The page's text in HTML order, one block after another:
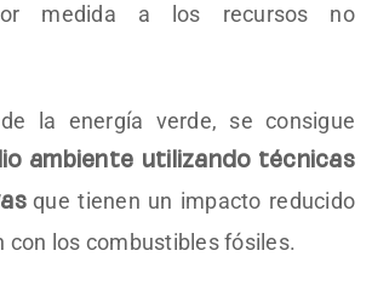
medida a los recursos no
la energía verde, se consigue
ambiente utilizando técnicas
que tienen un impacto reducido
con los combustibles fósiles.